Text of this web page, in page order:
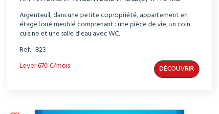
Argenteuil, dans une petite copropriété, appartement en
étage loué meublé comprenant : une pièce de vie, un coin
cuisine et une salle d'eau avec WC.
Ref. : 823
Loyer 670 €/mois
DÉCOUVRIR